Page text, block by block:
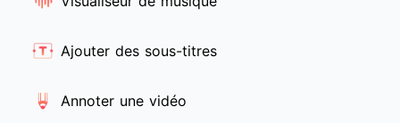
Ajouter des sous-titres
Annoter une vidéo